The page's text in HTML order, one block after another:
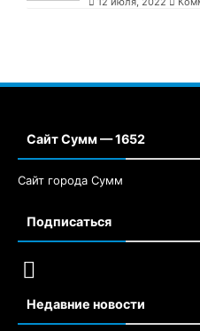
Сайт Сумм — 1652
Сайт города Сумм
Подписаться
Недавние новости